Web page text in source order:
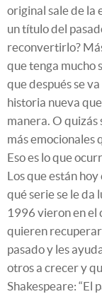
original sale de la
un título del
reconvertirlo?
que tenga mucho
que después se
historia nueva
manera. O quizás
más emocionales
Eso es lo que
Los que están
qué serie se le da
1996 vieron en el
quieren recuperar
pasado y les
otros a crecer y
Shakespeare: “El